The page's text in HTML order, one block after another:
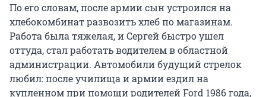
По его словам, после армии сын устроился на
хлебокомбинат развозить хлеб по магазинам.
Работа была тяжелая, и Сергей быстро ушел
оттуда, стал работать водителем в областной
администрации. Автомобили будущий стрелок
любил: после училища и армии ездил на
купленном при помощи родителей Ford 1986 года,